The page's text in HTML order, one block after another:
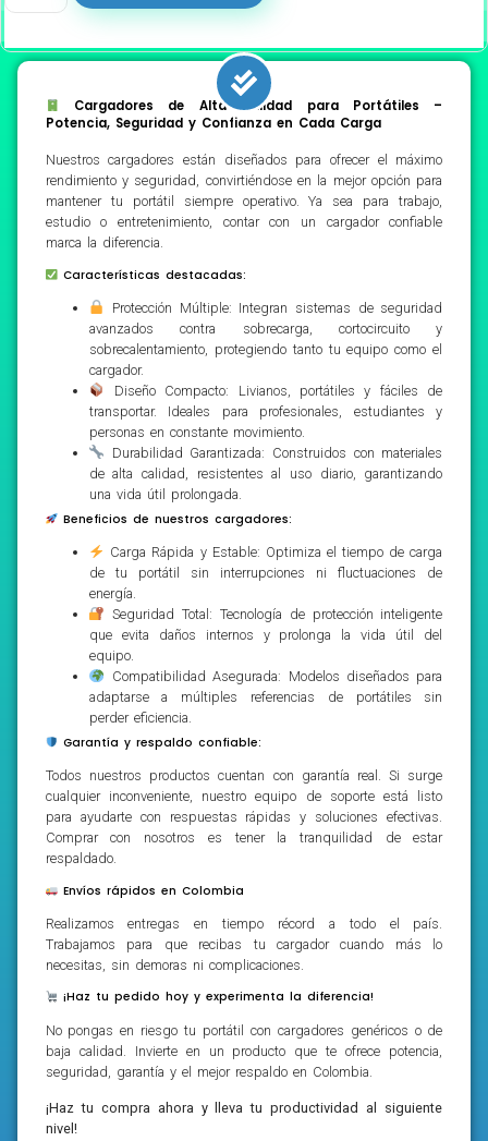
Cargadores de Alta Calidad para Portátiles –
Potencia, Seguridad y Confianza en Cada Carga
Nuestros cargadores están diseñados para ofrecer el máximo
rendimiento y seguridad, convirtiéndose en la mejor opción para
mantener tu portátil siempre operativo. Ya sea para trabajo,
estudio o entretenimiento, contar con un cargador confiable
marca la diferencia.
Características destacadas:
Protección Múltiple: Integran sistemas de seguridad
avanzados contra sobrecarga, cortocircuito y
sobrecalentamiento, protegiendo tanto tu equipo como el
cargador.
Diseño Compacto: Livianos, portátiles y fáciles de
transportar. Ideales para profesionales, estudiantes y
personas en constante movimiento.
Durabilidad Garantizada: Construidos con materiales
de alta calidad, resistentes al uso diario, garantizando
una vida útil prolongada.
Beneficios de nuestros cargadores:
Carga Rápida y Estable: Optimiza el tiempo de carga
de tu portátil sin interrupciones ni fluctuaciones de
energía.
Seguridad Total: Tecnología de protección inteligente
que evita daños internos y prolonga la vida útil del
equipo.
Compatibilidad Asegurada: Modelos diseñados para
adaptarse a múltiples referencias de portátiles sin
perder eficiencia.
Garantía y respaldo confiable:
Todos nuestros productos cuentan con garantía real. Si surge
cualquier inconveniente, nuestro equipo de soporte está listo
para ayudarte con respuestas rápidas y soluciones efectivas.
Comprar con nosotros es tener la tranquilidad de estar
respaldado.
Envíos rápidos en Colombia
Realizamos entregas en tiempo récord a todo el país.
Trabajamos para que recibas tu cargador cuando más lo
necesitas, sin demoras ni complicaciones.
¡Haz tu pedido hoy y experimenta la diferencia!
No pongas en riesgo tu portátil con cargadores genéricos o de
baja calidad. Invierte en un producto que te ofrece potencia,
seguridad, garantía y el mejor respaldo en Colombia.
¡Haz tu compra ahora y lleva tu productividad al siguiente
nivel!